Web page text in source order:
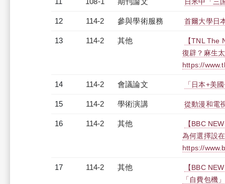
12 114-2 參與學術服務 首爾大學日
13 114-2 其他
【TNL
復辟？麻生
https://
14 114-2 會議論文 「日本+美
15 114-2 學術演講 從動漫和電
16 114-2 其他
【BBC
為何選擇設
https://
17 114-2 其他
【BBC
「自費包機